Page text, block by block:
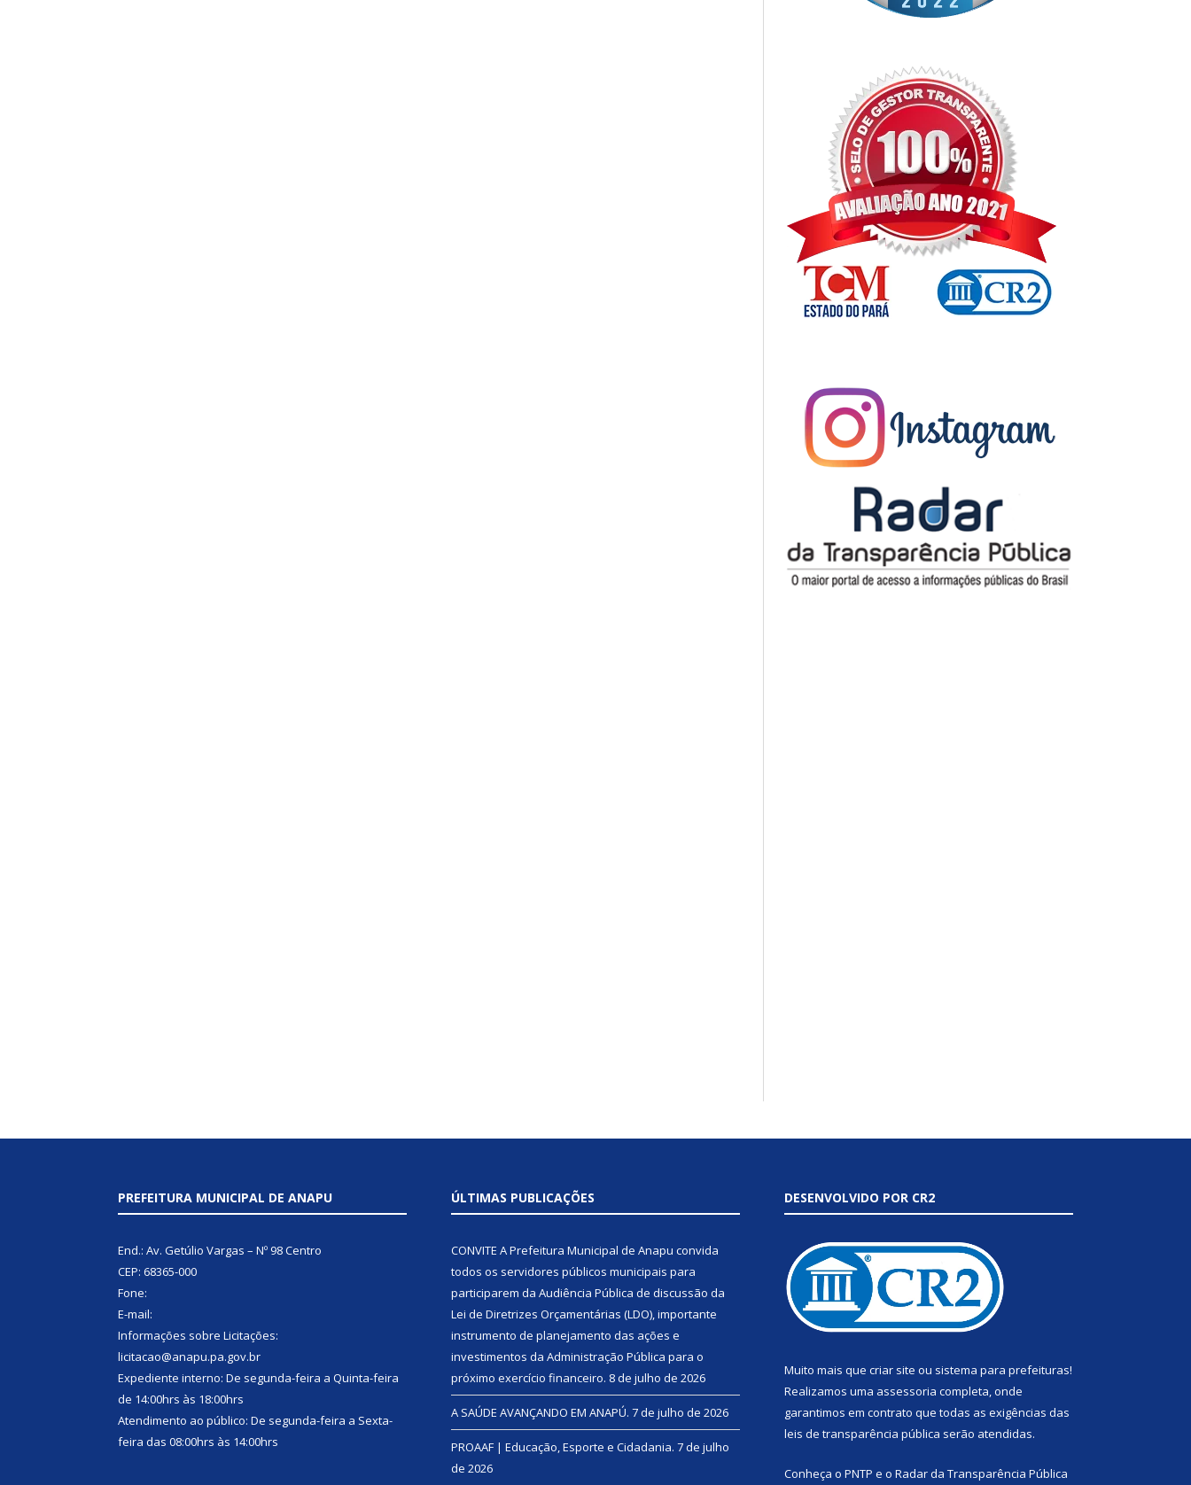
PREFEITURA MUNICIPAL DE ANAPU
End.: Av. Getúlio Vargas – Nº 98 Centro
CEP: 68365-000
Fone:
E-mail:
Informações sobre Licitações:
licitacao@anapu.pa.gov.br
Expediente interno: De segunda-feira a Quinta-feira
de 14:00hrs às 18:00hrs
Atendimento ao público: De segunda-feira a Sexta-
feira das 08:00hrs às 14:00hrs
ÚLTIMAS PUBLICAÇÕES
CONVITE A Prefeitura Municipal de Anapu convida
todos os servidores públicos municipais para
participarem da Audiência Pública de discussão da
Lei de Diretrizes Orçamentárias (LDO), importante
instrumento de planejamento das ações e
investimentos da Administração Pública para o
próximo exercício financeiro. 8 de julho de 2026
A SAÚDE AVANÇANDO EM ANAPÚ. 7 de julho de 2026
PROAAF | Educação, Esporte e Cidadania. 7 de julho
de 2026
DESENVOLVIDO POR CR2
Muito mais que criar site ou sistema para prefeituras!
Realizamos uma assessoria completa, onde
garantimos em contrato que todas as exigências das
leis de transparência pública serão atendidas.
Conheça o PNTP e o Radar da Transparência Pública